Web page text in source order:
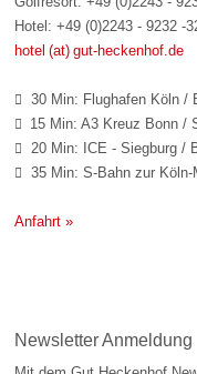
Hotel: +49 (0)2243 - 9232 -
hotel (at) gut-heckenhof.de
 30 Min: Flughafen Köln /
 15 Min: A3 Kreuz Bonn /
 20 Min: ICE - Siegburg /
 35 Min: S-Bahn zur Köln-
Anfahrt »
Newsletter Anmeldung